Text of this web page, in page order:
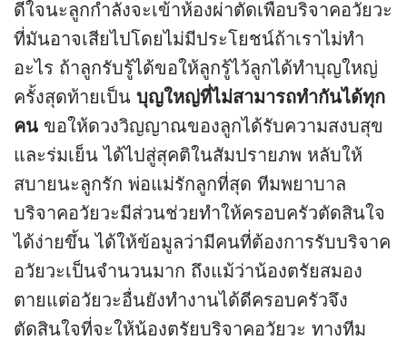
ดีใจนะลูกกำลังจะเข้าห้องผ่าตัดเพื่อบริจาคอวัยวะ
ที่มันอาจเสียไปโดยไม่มีประโยชน์ถ้าเราไม่ทำ
อะไร ถ้าลูกรับรู้ได้ขอให้ลูกรู้ไว้ลูกได้ทำบุญใหญ่
ครั้งสุดท้ายเป็น บุญใหญ่ที่ไม่สามารถทำกันได้ทุก
คน ขอให้ดวงวิญญาณของลูกได้รับความสงบสุข
และร่มเย็น ได้ไปสู่สุคติในสัมปรายภพ หลับให้
สบายนะลูกรัก พ่อแม่รักลูกที่สุด ทีมพยาบาล
บริจาคอวัยวะมีส่วนช่วยทำให้ครอบครัวตัดสินใจ
ได้ง่ายขึ้น ได้ให้ข้อมูลว่ามีคนที่ต้องการรับบริจาค
อวัยวะเป็นจำนวนมาก ถึงแม้ว่าน้องตรัยสมอง
ตายแต่อวัยวะอื่นยังทำงานได้ดีครอบครัวจึง
ตัดสินใจที่จะให้น้องตรัยบริจาคอวัยวะ ทางทีม